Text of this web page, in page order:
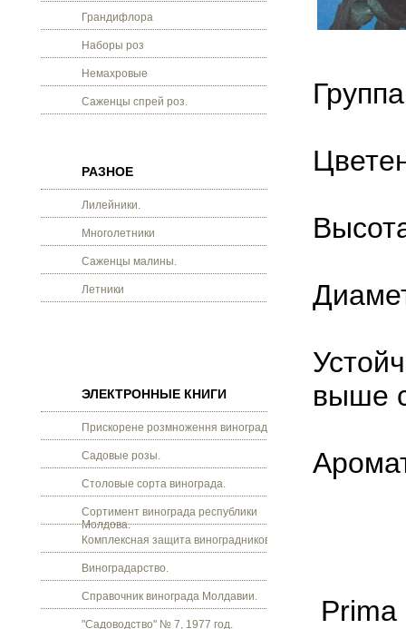
Грандифлора
Наборы роз
Немахровые
Саженцы спрей роз.
РАЗНОЕ
Лилейники.
Многолетники
Саженцы малины.
Летники
ЭЛЕКТРОННЫЕ КНИГИ
Прискорене розмноження винограду.
Садовые розы.
Столовые сорта винограда.
Сортимент винограда республики
Молдова.
Комплексная защита виноградников.
Виноградарство.
Справочник винограда Молдавии.
"Садоводство" № 7, 1977 год.
выше